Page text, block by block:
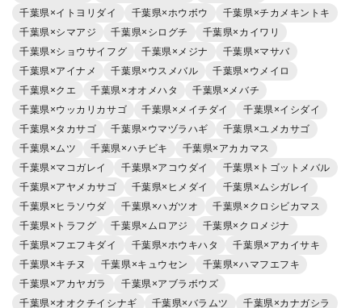
千葉県×イトヨリダイ
千葉県×ホウボウ
千葉県×チカメキントキ
千葉県×シマアジ
千葉県×シログチ
千葉県×カイワリ
千葉県×ショウサイフグ
千葉県×メジナ
千葉県×マサバ
千葉県×アイナメ
千葉県×ウスメバル
千葉県×ウメイロ
千葉県×クエ
千葉県×オオメハタ
千葉県×メバチ
千葉県×ウッカリカサゴ
千葉県×メイチダイ
千葉県×イシダイ
千葉県×タカサゴ
千葉県×ウマヅラハギ
千葉県×ユメカサゴ
千葉県×ムツ
千葉県×ハチビキ
千葉県×アカカマス
千葉県×マコガレイ
千葉県×アコウダイ
千葉県×トゴットメバル
千葉県×アヤメカサゴ
千葉県×ヒメダイ
千葉県×ムシガレイ
千葉県×ヒラソウダ
千葉県×ハガツオ
千葉県×クロシビカマス
千葉県×トラフグ
千葉県×ムロアジ
千葉県×クロメジナ
千葉県×フエフキダイ
千葉県×ホウキハタ
千葉県×アカイサキ
千葉県×キチヌ
千葉県×キュウセン
千葉県×ハマフエフキ
千葉県×アカヤガラ
千葉県×アブラボウズ
千葉県×オオクチイシナギ
千葉県×バラムツ
千葉県×カナガシラ